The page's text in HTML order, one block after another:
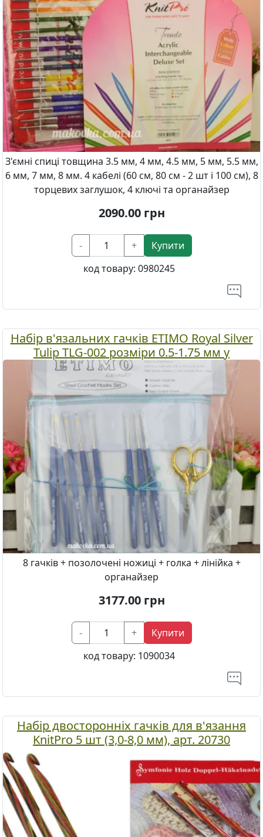
З'ємні спиці товщина 3.5 мм, 4 мм, 4.5 мм, 5 мм, 5.5 мм,
6 мм, 7 мм, 8 мм. 4 кабелі (60 см, 80 см - 2 шт і 100 см), 8
торцевих заглушок, 4 ключі та органайзер
2090.00грн
- +
Купити
код товару: 0980245
Набір в'язальних гачків ETIMO Royal Silver
Tulip TLG-002 розміри 0.5-1.75 мм у
блакитному органайзері (позолочені
ножиці)
8 гачків + позолочені ножиці + голка + лінійка +
органайзер
3177.00грн
- +
Купити
код товару: 1090034
Набір двосторонніх гачків для в'язання
KnitPro 5 шт (3,0-8,0 мм), арт. 20730